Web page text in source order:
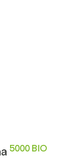
5000 BIO